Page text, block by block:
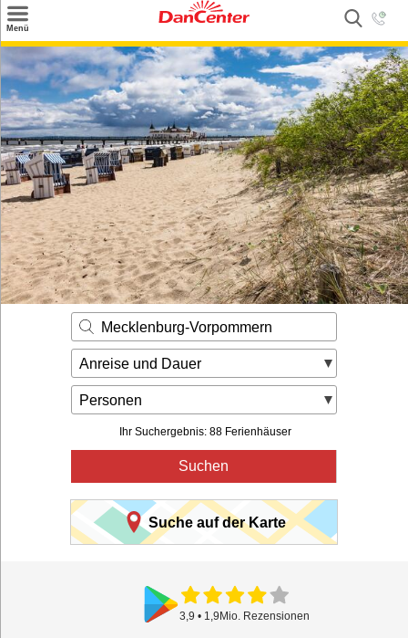
Menü
Suchen
Urlaubsziele
Weitere Urlaubsziele
Angebote
Inspiration
Kontakt
Gut zu wissen
Login
Mecklenburg-Vorpommern
Anreise und Dauer
Personen
Ihr Suchergebnis: 88 Ferienhäuser
Suchen
Suche auf der Karte